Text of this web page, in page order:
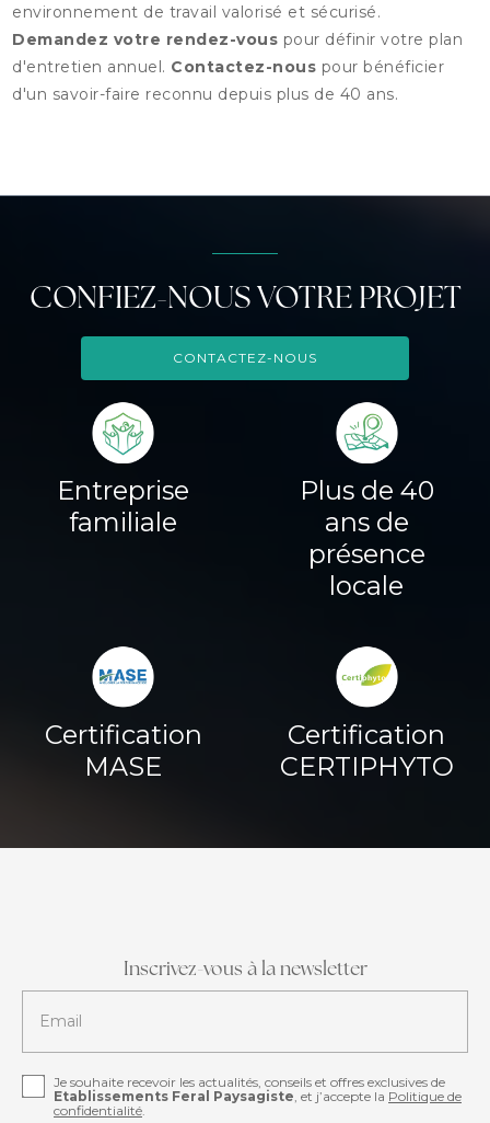
environnement de travail valorisé et sécurisé.
Demandez votre rendez-vous pour définir votre plan
d'entretien annuel. Contactez-nous pour bénéficier
d'un savoir-faire reconnu depuis plus de 40 ans.
CONFIEZ-NOUS VOTRE PROJET
CONTACTEZ-NOUS
Entreprise
familiale
Plus de 40
ans de
présence
locale
Certification
MASE
Certification
CERTIPHYTO
Inscrivez-vous à la newsletter
Email
Je souhaite recevoir les actualités, conseils et offres exclusives de
Etablissements Feral Paysagiste , et j’accepte la Politique de
confidentialité